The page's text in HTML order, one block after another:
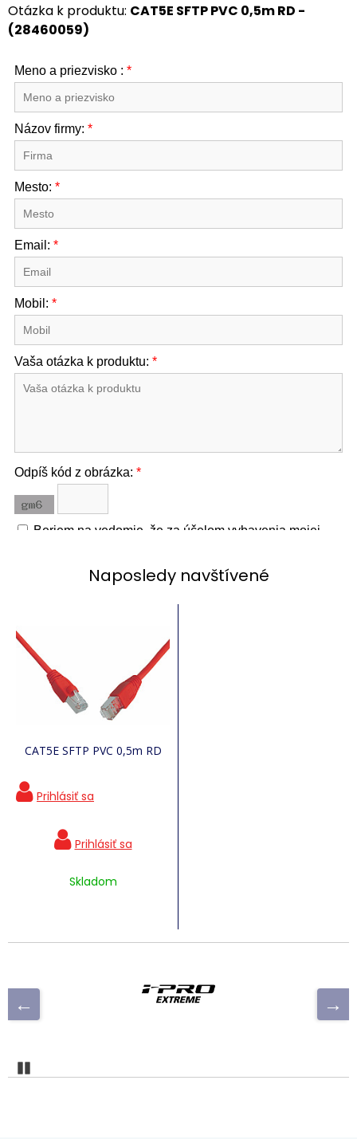
Otázka k produktu: CAT5E SFTP PVC 0,5m RD -
(28460059)
Naposledy navštívené
CAT5E SFTP PVC 0,5m RD
Skladom